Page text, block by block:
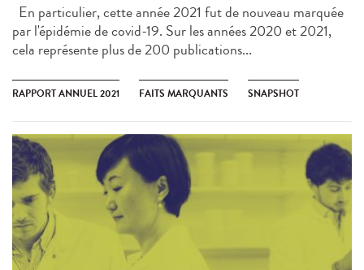
En particulier, cette année 2021 fut de nouveau marquée
par l'épidémie de covid-19. Sur les années 2020 et 2021,
cela représente plus de 200 publications...
RAPPORT ANNUEL 2021 FAITS MARQUANTS SNAPSHOT